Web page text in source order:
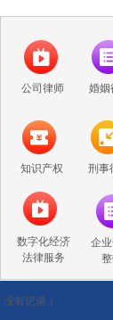
数字化经济
法律服务
企
公司律师 婚姻
知识产权 刑事
没有记录！